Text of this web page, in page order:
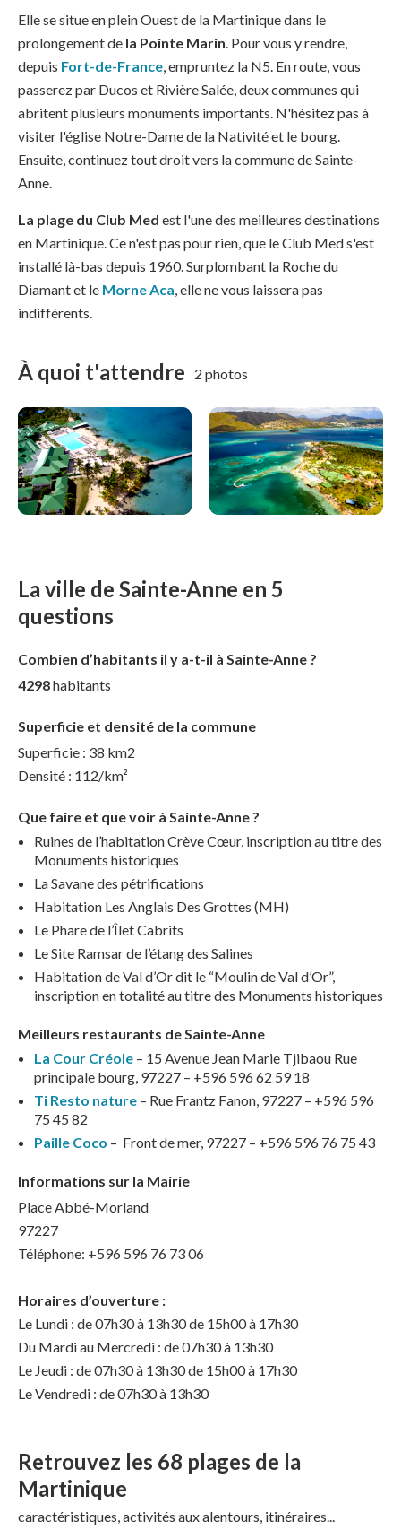
Elle se situe en plein Ouest de la Martinique dans le
prolongement de la Pointe Marin. Pour vous y rendre,
depuis Fort-de-France, empruntez la N5. En route, vous
passerez par Ducos et Rivière Salée, deux communes qui
abritent plusieurs monuments importants. N'hésitez pas à
visiter l'église Notre-Dame de la Nativité et le bourg.
Ensuite, continuez tout droit vers la commune de Sainte-
Anne.
La plage du Club Med est l'une des meilleures destinations
en Martinique. Ce n'est pas pour rien, que le Club Med s'est
installé là-bas depuis 1960. Surplombant la Roche du
Diamant et le Morne Aca, elle ne vous laissera pas
indifférents.
À quoi t'attendre 2 photos
La ville de Sainte-Anne en 5
questions
Combien d’habitants il y a-t-il à Sainte-Anne ?
4298habitants
Superficie et densité de la commune
Superficie : 38 km2
Densité : 112/km²
Que faire et que voir à Sainte-Anne ?
Ruines de l’habitation Crève Cœur, inscription au titre des
Monuments historiques
La Savane des pétrifications
Habitation Les Anglais Des Grottes (MH)
Le Phare de l’Îlet Cabrits
Le Site Ramsar de l’étang des Salines
Habitation de Val d’Or dit le “Moulin de Val d’Or”,
inscription en totalité au titre des Monuments historiques
Meilleurs restaurants de Sainte-Anne
La Cour Créole – 15 Avenue Jean Marie Tjibaou Rue
principale bourg, 97227 – +596 596 62 59 18
Ti Resto nature – Rue Frantz Fanon, 97227 – +596 596
75 45 82
Paille Coco – Front de mer, 97227 – +596 596 76 75 43
Informations sur la Mairie
Place Abbé-Morland
97227
Téléphone: +596 596 76 73 06
Horaires d’ouverture :
Le Lundi : de 07h30 à 13h30 de 15h00 à 17h30
Du Mardi au Mercredi : de 07h30 à 13h30
Le Jeudi : de 07h30 à 13h30 de 15h00 à 17h30
Le Vendredi : de 07h30 à 13h30
Retrouvez les 68 plages de la
Martinique
caractéristiques, activités aux alentours, itinéraires...